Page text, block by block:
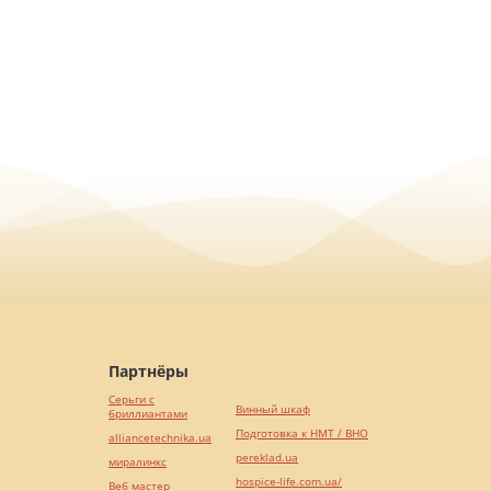
Партнёры
Серьги с
бриллиантами
alliancetechnika.ua
миралинкс
Веб мастер
Винный шкаф
Подготовка к НМТ / ВНО
pereklad.ua
hospice-life.com.ua/